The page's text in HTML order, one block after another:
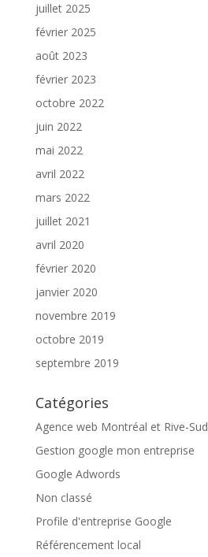
juillet 2025
février 2025
août 2023
février 2023
octobre 2022
juin 2022
mai 2022
avril 2022
mars 2022
juillet 2021
avril 2020
février 2020
janvier 2020
novembre 2019
octobre 2019
septembre 2019
Catégories
Agence web Montréal et Rive-Sud
Gestion google mon entreprise
Google Adwords
Non classé
Profile d'entreprise Google
Référencement local